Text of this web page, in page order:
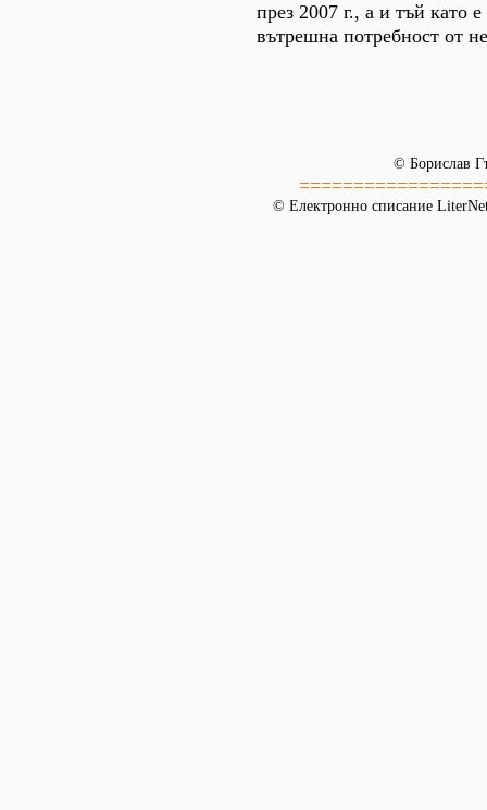
през 2007 г., а и тъй като
вътрешна потребност от
© Борислав
© Електронно списание